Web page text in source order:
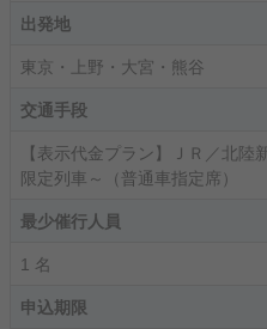
出発地
東京・上野・大宮・熊谷
交通手段
【表示代金プラン】ＪＲ／北
限定列車～（普通車指定席）
最少催行人員
1 名
申込期限